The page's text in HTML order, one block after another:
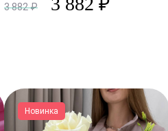
3 882 ₽
Новинка